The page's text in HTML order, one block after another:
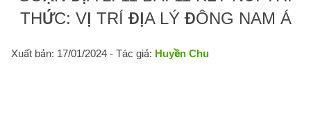
THỨC: VỊ TRÍ ĐỊA LÝ ĐÔNG NAM Á
Xuất bản: 17/01/2024 - Tác giả: Huyền Chu